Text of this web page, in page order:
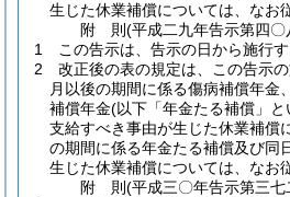
生じた休業補償については、なお
附 則(平成二九年告示第四〇
1
この告示は、告示の日から施行す
2
改正後の表の規定は、この告示
月以後の期間に係る傷病補償年金
補償年金(以下「年金たる補償」と
支給すべき事由が生じた休業補償
の期間に係る年金たる補償及び同
生じた休業補償については、なお
附 則(平成三〇年告示第三七